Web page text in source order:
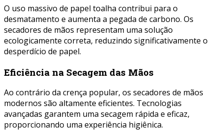
O uso massivo de papel toalha contribui para o
desmatamento e aumenta a pegada de carbono. Os
secadores de mãos representam uma solução
ecologicamente correta, reduzindo significativamente o
desperdício de papel.
Eficiência na Secagem das Mãos
Ao contrário da crença popular, os secadores de mãos
modernos são altamente eficientes. Tecnologias
avançadas garantem uma secagem rápida e eficaz,
proporcionando uma experiência higiênica.